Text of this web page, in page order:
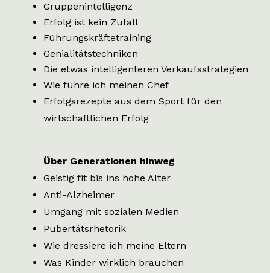
Gruppenintelligenz
Erfolg ist kein Zufall
Führungskräftetraining
Genialitätstechniken
Die etwas intelligenteren Verkaufsstrategien
Wie führe ich meinen Chef
Erfolgsrezepte aus dem Sport für den
wirtschaftlichen Erfolg
Über Generationen hinweg
Geistig fit bis ins hohe Alter
Anti-Alzheimer
Umgang mit sozialen Medien
Pubertätsrhetorik
Wie dressiere ich meine Eltern
Was Kinder wirklich brauchen